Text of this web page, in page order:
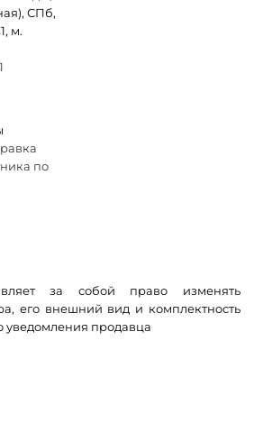
СПб,
м.
по
за собой право изменять
его внешний вид и комплектность
уведомления продавца